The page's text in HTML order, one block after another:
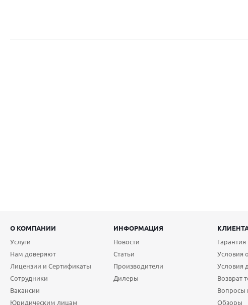
О КОМПАНИИ ИНФОРМАЦИЯ
Услуги
Нам доверяют
Лицензии и Сертификаты
Сотрудники
Вакансии
Юридическим лицам
Новости
Статьи
Производители
Дилеры
Условия
Условия
Возврат
Вопросы
Обзоры